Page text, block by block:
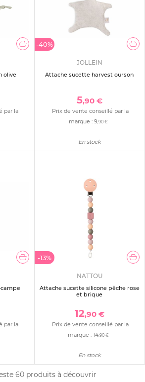
olive
par la
-40%
JOLLEIN
Attache sucette harvest ourson
5,90 €
Prix de vente conseillé par la
marque :9,90 €
En stock
par la
-13%
NATTOU
Attache sucette silicone pêche rose
et brique
12,90 €
Prix de vente conseillé par la
marque :14 ,90 €
En stock
60 produits à découvrir